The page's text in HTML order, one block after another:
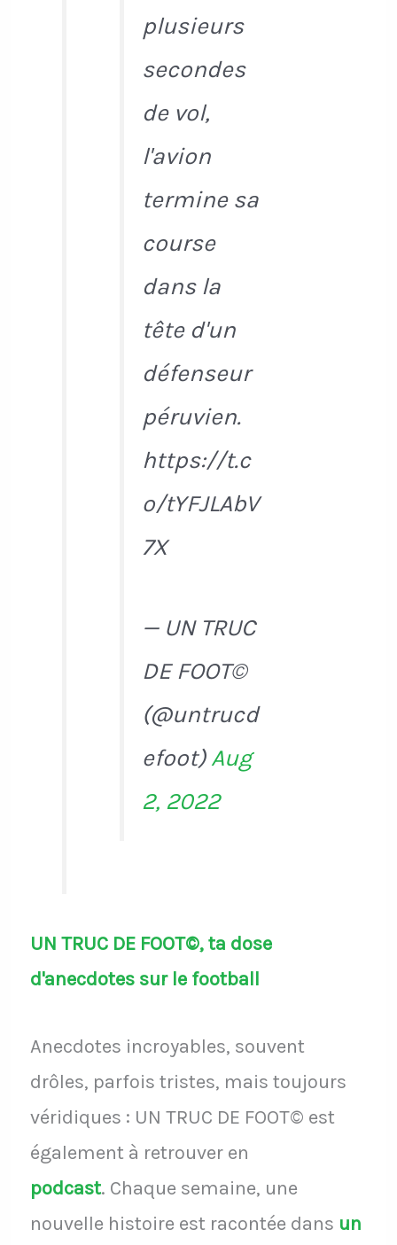
plusieurs
secondes
de vol,
l'avion
termine sa
course
dans la
tête d'un
défenseur
péruvien.
https://t.c
o/tYFJLAbV
7X
— UN TRUC
DE FOOT©
(@untrucd
efoot)Aug
2, 2022
UN TRUC DE FOOT©, ta dose
d'anecdotes sur le football
Anecdotes incroyables, souvent
drôles, parfois tristes, mais toujours
véridiques : UN TRUC DE FOOT© est
également à retrouver en
podcast. Chaque semaine, une
nouvelle histoire est racontée dans un